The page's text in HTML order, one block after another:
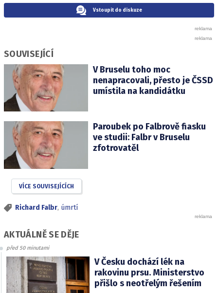
Vstoupit do diskuze
SOUVISEJÍCÍ
V Bruselu toho moc
nenapracovali, přesto je ČSSD
umístila na kandidátku
Paroubek po Falbrově fiasku
ve studii: Falbr v Bruselu
zfotrovatěl
VÍCE SOUVISEJÍCÍCH
Richard Falbr, úmrtí
AKTUÁLNĚ SE DĚJE
před 50 minutami
V Česku dochází lék na
rakovinu prsu. Ministerstvo
přišlo s neotřelým řešením